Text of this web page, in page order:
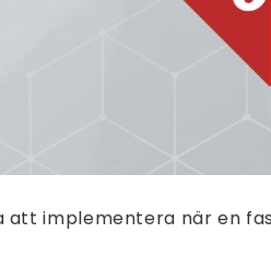
att implementera när en